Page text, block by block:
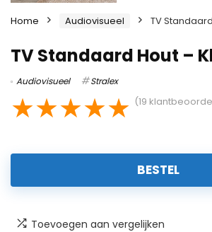
Home Audiovisueel TV
TV Standaard Hout –
Audiovisueel Stralex
★★★★★ (19
BESTEL
Toevoegen aan vergelijken